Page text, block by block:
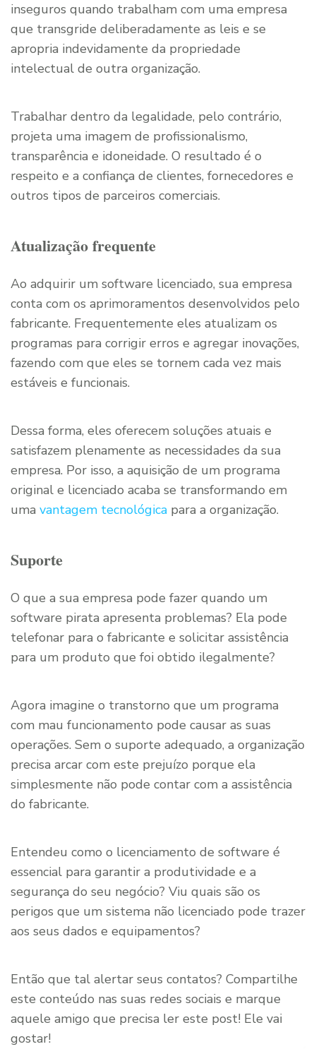
inseguros quando trabalham com uma empresa
que transgride deliberadamente as leis e se
apropria indevidamente da propriedade
intelectual de outra organização.
Trabalhar dentro da legalidade, pelo contrário,
projeta uma imagem de profissionalismo,
transparência e idoneidade. O resultado é o
respeito e a confiança de clientes, fornecedores e
outros tipos de parceiros comerciais.
Atualização frequente
Ao adquirir um software licenciado, sua empresa
conta com os aprimoramentos desenvolvidos pelo
fabricante. Frequentemente eles atualizam os
programas para corrigir erros e agregar inovações,
fazendo com que eles se tornem cada vez mais
estáveis e funcionais.
Dessa forma, eles oferecem soluções atuais e
satisfazem plenamente as necessidades da sua
empresa. Por isso, a aquisição de um programa
original e licenciado acaba se transformando em
uma vantagem tecnológica para a organização.
Suporte
O que a sua empresa pode fazer quando um
software pirata apresenta problemas? Ela pode
telefonar para o fabricante e solicitar assistência
para um produto que foi obtido ilegalmente?
Agora imagine o transtorno que um programa
com mau funcionamento pode causar as suas
operações. Sem o suporte adequado, a organização
precisa arcar com este prejuízo porque ela
simplesmente não pode contar com a assistência
do fabricante.
Entendeu como o licenciamento de software é
essencial para garantir a produtividade e a
segurança do seu negócio? Viu quais são os
perigos que um sistema não licenciado pode trazer
aos seus dados e equipamentos?
Então que tal alertar seus contatos? Compartilhe
este conteúdo nas suas redes sociais e marque
aquele amigo que precisa ler este post! Ele vai
gostar!